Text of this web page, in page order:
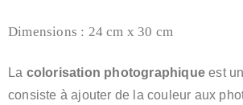
Dimensions : 24 cm x 30 cm
La colorisation photographique est
consiste à ajouter de la couleur aux